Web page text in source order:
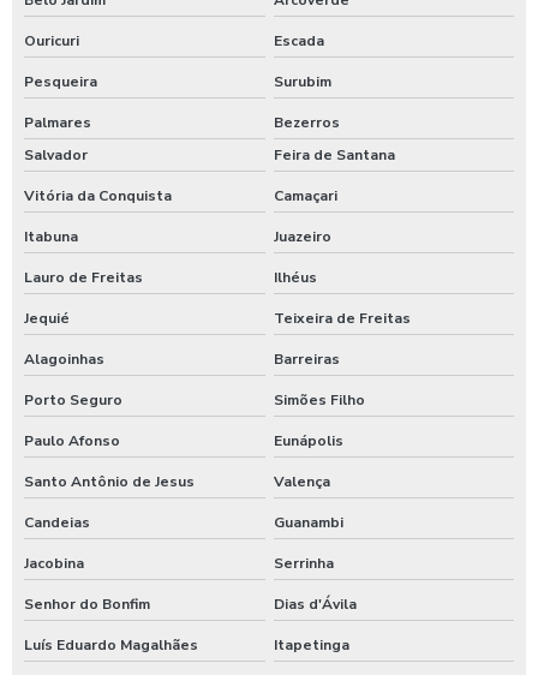
Ouricuri Escada
Pesqueira Surubim
Palmares
Bezerros
Salvador
Feira de Santana
Vitória da Conquista Camaçari
Itabuna Juazeiro
Lauro de Freitas Ilhéus
Jequié Teixeira de Freitas
Alagoinhas Barreiras
Porto Seguro Simões Filho
Paulo Afonso Eunápolis
Santo Antônio de Jesus Valença
Candeias Guanambi
Jacobina Serrinha
Senhor do Bonfim Dias d'Ávila
Luís Eduardo Magalhães Itapetinga